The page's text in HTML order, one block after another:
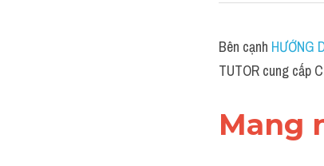
Bên cạnh HƯỚNG
TUTOR cung cấp
Mang